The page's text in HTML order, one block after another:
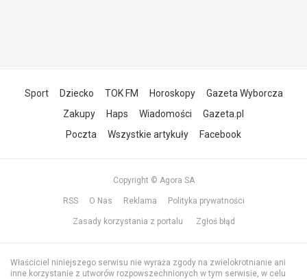
Sport Dziecko TOK FM Horoskopy
Gazeta Wyborcza
Zakupy
Haps Wiadomości
Gazeta.pl
Poczta
Wszystkie artykuły Facebook
Copyright © Agora SA
RSS O Nas Reklama Polityka prywatności
Zasady korzystania z portalu Zgłoś błąd
Właściciel niniejszego serwisu nie wyraża zgody na zwielokrotnianie ani
inne korzystanie z utworów rozpowszechnionych w tym serwisie, w celu